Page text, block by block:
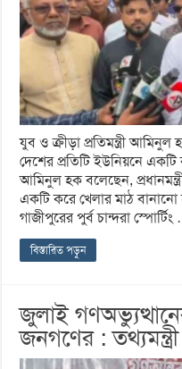
যুব ও ক্রীড়া প্রতিমন্ত্রী আমিনুল
দেশের প্রতিটি ইউনিয়নে
আমিনুল হক বলেছেন,
একটি করে খেলার মাঠ
গাজীপুরের পুর্ব চান্দরা
বিস্তারিত পড়ুন
জুলাই
জনগণের : তথ্যমন্ত্রী